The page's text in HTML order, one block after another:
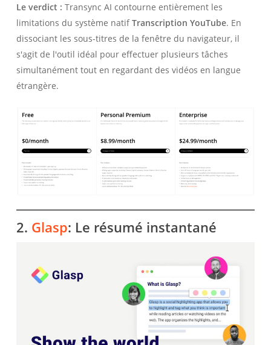
Le verdict : Transync AI contourne entièrement les
limitations du système natifTranscription YouTube. En
dissociant les sous-titres de la fenêtre du navigateur, il
s'agit de l'outil idéal pour effectuer plusieurs tâches
simultanément tout en regardant des vidéos en langue
étrangère.
2. Glasp: Le résumé instantané